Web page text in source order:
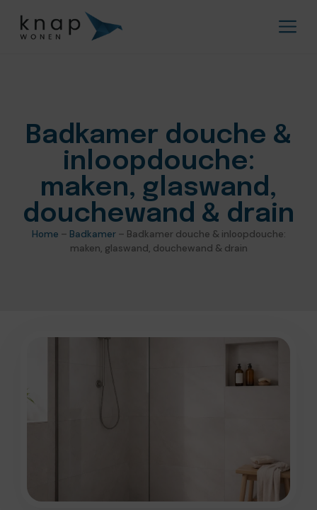
Badkamer douche &
inloopdouche:
maken, glaswand,
douchewand & drain
Home – Badkamer– Badkamer douche & inloopdouche:
maken, glaswand, douchewand & drain